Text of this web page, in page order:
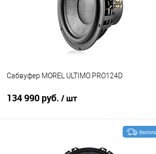
Сабвуфер MOREL ULTIMO PRO124D
134 990 руб. / шт